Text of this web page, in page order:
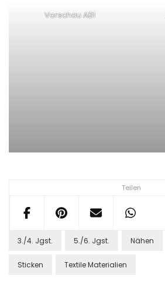
Teilen
Vorschau AB1
3./4. Jgst. 5./6. Jgst. Nähen
Sticken Textile Materialien